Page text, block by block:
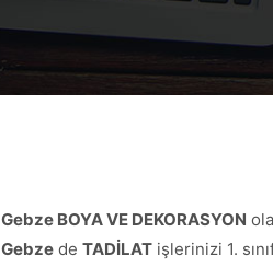
Gebze BOYA VE DEKORASYON
Gebze de TADİLAT işlerinizi 1.